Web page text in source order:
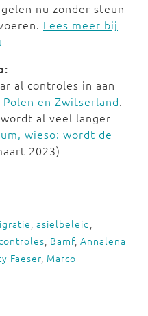
nu zonder steun
Lees meer bij
al controles in aan
en Zwitserland.
al veel langer
wieso: wordt de
2023)
, asielbeleid,
, Bamf, Annalena
Faeser, Marco